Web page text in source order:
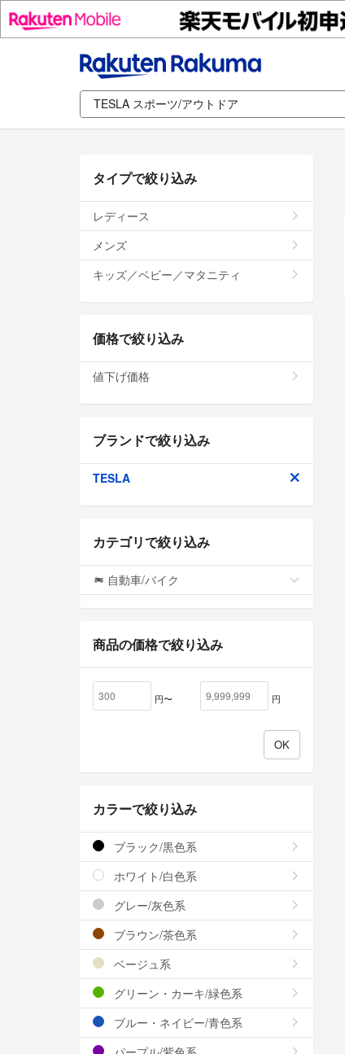
タイプで絞り込み
レディース
メンズ
キッズ／ベビー／マタニティ
価格で絞り込み
値下げ価格
ブランドで絞り込み
TESLA
カテゴリで絞り込み
自動車/バイク
商品の価格で絞り込み
円〜 円
カラーで絞り込み
ブラック/黒色系
ホワイト/白色系
グレー/灰色系
ブラウン/茶色系
ベージュ系
グリーン・カーキ/緑色系
ブルー・ネイビー/青色系